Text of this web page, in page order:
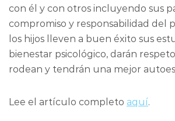
con él y con otros incluyendo sus
compromiso y responsabilidad del
los hijos lleven a buen éxito sus
bienestar psicológico, darán
rodean y tendrán una mejor
Lee el artículo completo aquí.